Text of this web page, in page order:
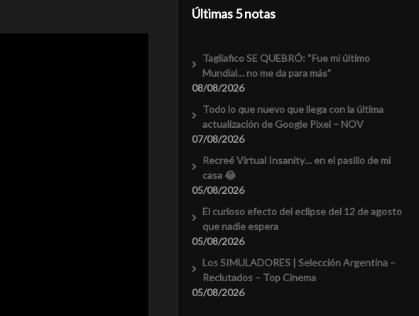
Últimas 5 notas
Tagliafico SE QUEBRÓ: “Fue mi último
Mundial… no me da para más”
08/08/2026
Todo lo que nuevo que llega con la última
actualización de Google Pixel – NOV
07/08/2026
Recreé Virtual Insanity… en el pasillo de mi
casa 😂
05/08/2026
El curioso efecto del eclipse del 12 de agosto
que nadie espera
05/08/2026
Los SIMULADORES | Selección Argentina –
Reclutados – Top Cinema
05/08/2026